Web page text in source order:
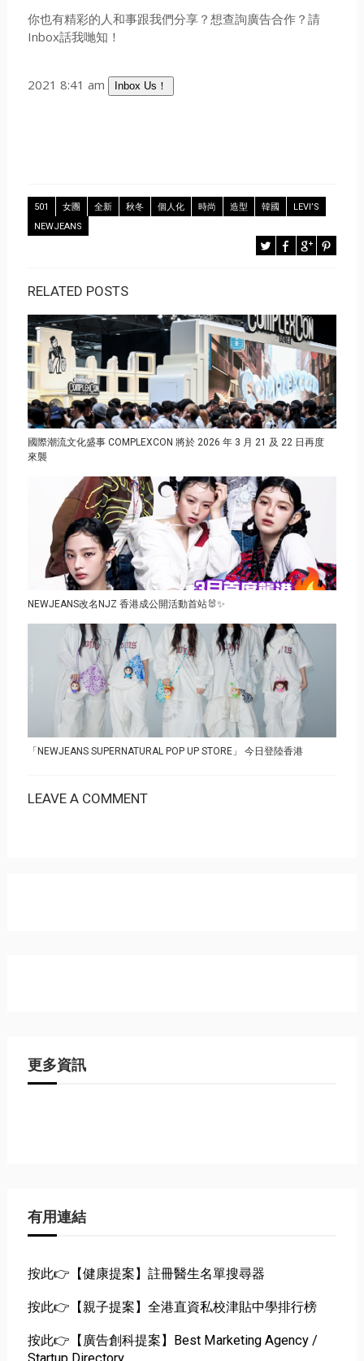
你也有精彩的人和事跟我們分享？想查詢廣告合作？請
Inbox話我哋知！
2021 8:41 am Inbox Us！
501 女團 全新 秋冬 個人化 時尚 造型 韓國
LEVI’S
NEWJEANS
RELATED POSTS
國際潮流文化盛事 COMPLEXCON 將於 2026 年 3 月 21 及 22 日再度
來襲
NEWJEANS改名NJZ 香港成公開活動首站🐰✨
「NEWJEANS SUPERNATURAL POP UP STORE」 今日登陸香港
LEAVE A COMMENT
更多資訊
有用連結
按此👉【健康提案】註冊醫生名單搜尋器
按此👉【親子提案】全港直資私校津貼中學排行榜
按此👉【廣告創科提案】Best Marketing Agency /
Startup Directory